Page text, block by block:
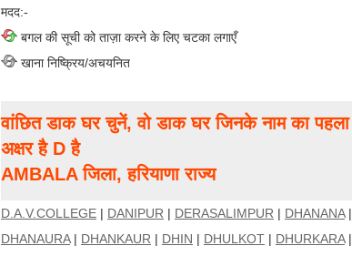
मदद:-
बगल की सूची को ताज़ा करने के लिए चटका लगाएँ
खाना निष्क्रिय/अचयनित
वांछित डाक घर चुनें, वो डाक घर जिनके नाम का पहला
अक्षर है D है
AMBALA जिला, हरियाणा राज्य
D.A.V.COLLEGE | DANIPUR | DERASALIMPUR | DHANANA|
DHANAURA| DHANKAUR | DHIN | DHULKOT | DHURKARA|